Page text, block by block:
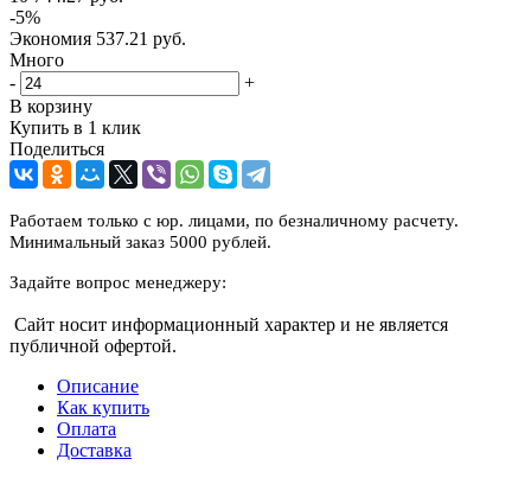
-5%
Экономия 537.21 руб.
Много
-
+
В корзину
Купить в 1 клик
Поделиться
Работаем только с юр. лицами, по безналичному расчету.
Минимальный заказ 5000 рублей.
Задайте вопрос менеджеру:
Сайт носит информационный характер и не является
публичной офертой.
Описание
Как купить
Оплата
Доставка